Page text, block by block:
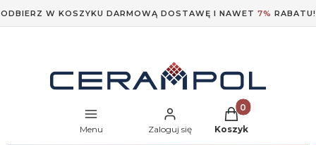
ODBIERZ W KOSZYKU DARMOWĄ DOSTAWĘ I NAWET 7% RABATU!
Menu Zaloguj się
Produkty w
Koszyk